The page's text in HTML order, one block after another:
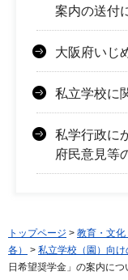
案内の送付
大阪府いじ
私立学校に
私学行政に
府民意見等
トップページ > 教育・文化
各）
> 私立学校（園）向け
日希望奨学金」の案内につ